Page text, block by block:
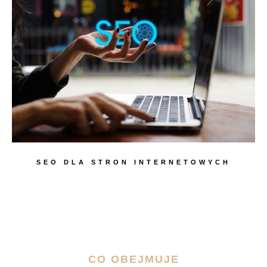
SEO DLA STRON INTERNETOWYCH
CO OBEJMUJE